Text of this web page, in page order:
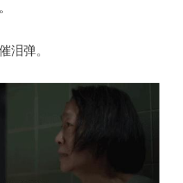
泪弹。